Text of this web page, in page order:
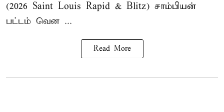
(2026 Saint Louis Rapid & Blitz) சாம்பியன்
பட்டம் வென ...
Read More